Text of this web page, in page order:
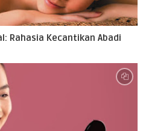
Rahasia Kecantikan Abadi